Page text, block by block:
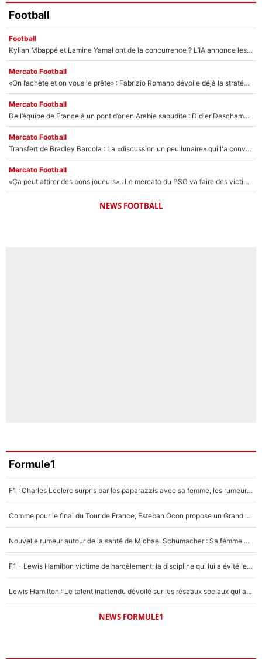
Football
Football
Kylian Mbappé et Lamine Yamal ont de la concurrence ? L’IA annonce les 5 joueurs qui vont dominer le football dans les années à venir !
Mercato Football
«On l’achète et on vous le prête» : Fabrizio Romano dévoile déjà la stratégie du PSG avec le transfert de Zion Suzuki !
Mercato Football
De l’équipe de France à un pont d’or en Arabie saoudite : Didier Deschamps a donné sa réponse !
Mercato Football
Transfert de Bradley Barcola : La «discussion un peu lunaire» qui l'a convaincu de quitter le PSG, son entourage est pointé du doigt
Mercato Football
«Ça peut attirer des bons joueurs» : Le mercato du PSG va faire des victimes dans l'effectif de Luis Enrique ?
NEWS FOOTBALL
Formule1
F1 : Charles Leclerc surpris par les paparazzis avec sa femme, les rumeurs étaient vraies !
Comme pour le final du Tour de France, Esteban Ocon propose un Grand Prix de Formule 1 à Paris : «Autour de l’Arc de Triomphe, ce serait génial» !
Nouvelle rumeur autour de la santé de Michael Schumacher : Sa femme Corinna sort du silence
F1 - Lewis Hamilton victime de harcèlement, la discipline qui lui a évité le pire : «J'aurais probablement mal tourné»
Lewis Hamilton : Le talent inattendu dévoilé sur les réseaux sociaux qui a impressionné Kim Kardashian pendant leurs vacances en amoureux !
NEWS FORMULE1